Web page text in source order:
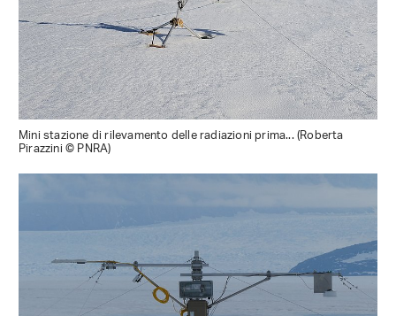
Mini stazione di rilevamento delle radiazioni prima... (Roberta
Pirazzini © PNRA)